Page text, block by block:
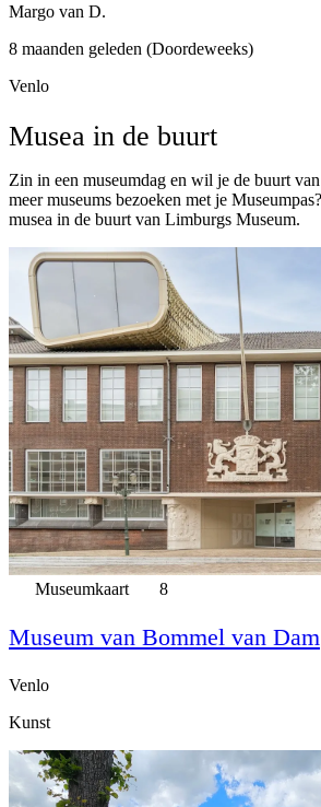
Margo van D.
8 maanden geleden (Doordeweeks)
Venlo
Musea in de buurt
Zin in een museumdag en wil je de buurt
meer museums bezoeken met je
musea in de buurt van Limburgs Museum.
Museumkaart 8
Museum van Bommel van Dam
Venlo
Kunst